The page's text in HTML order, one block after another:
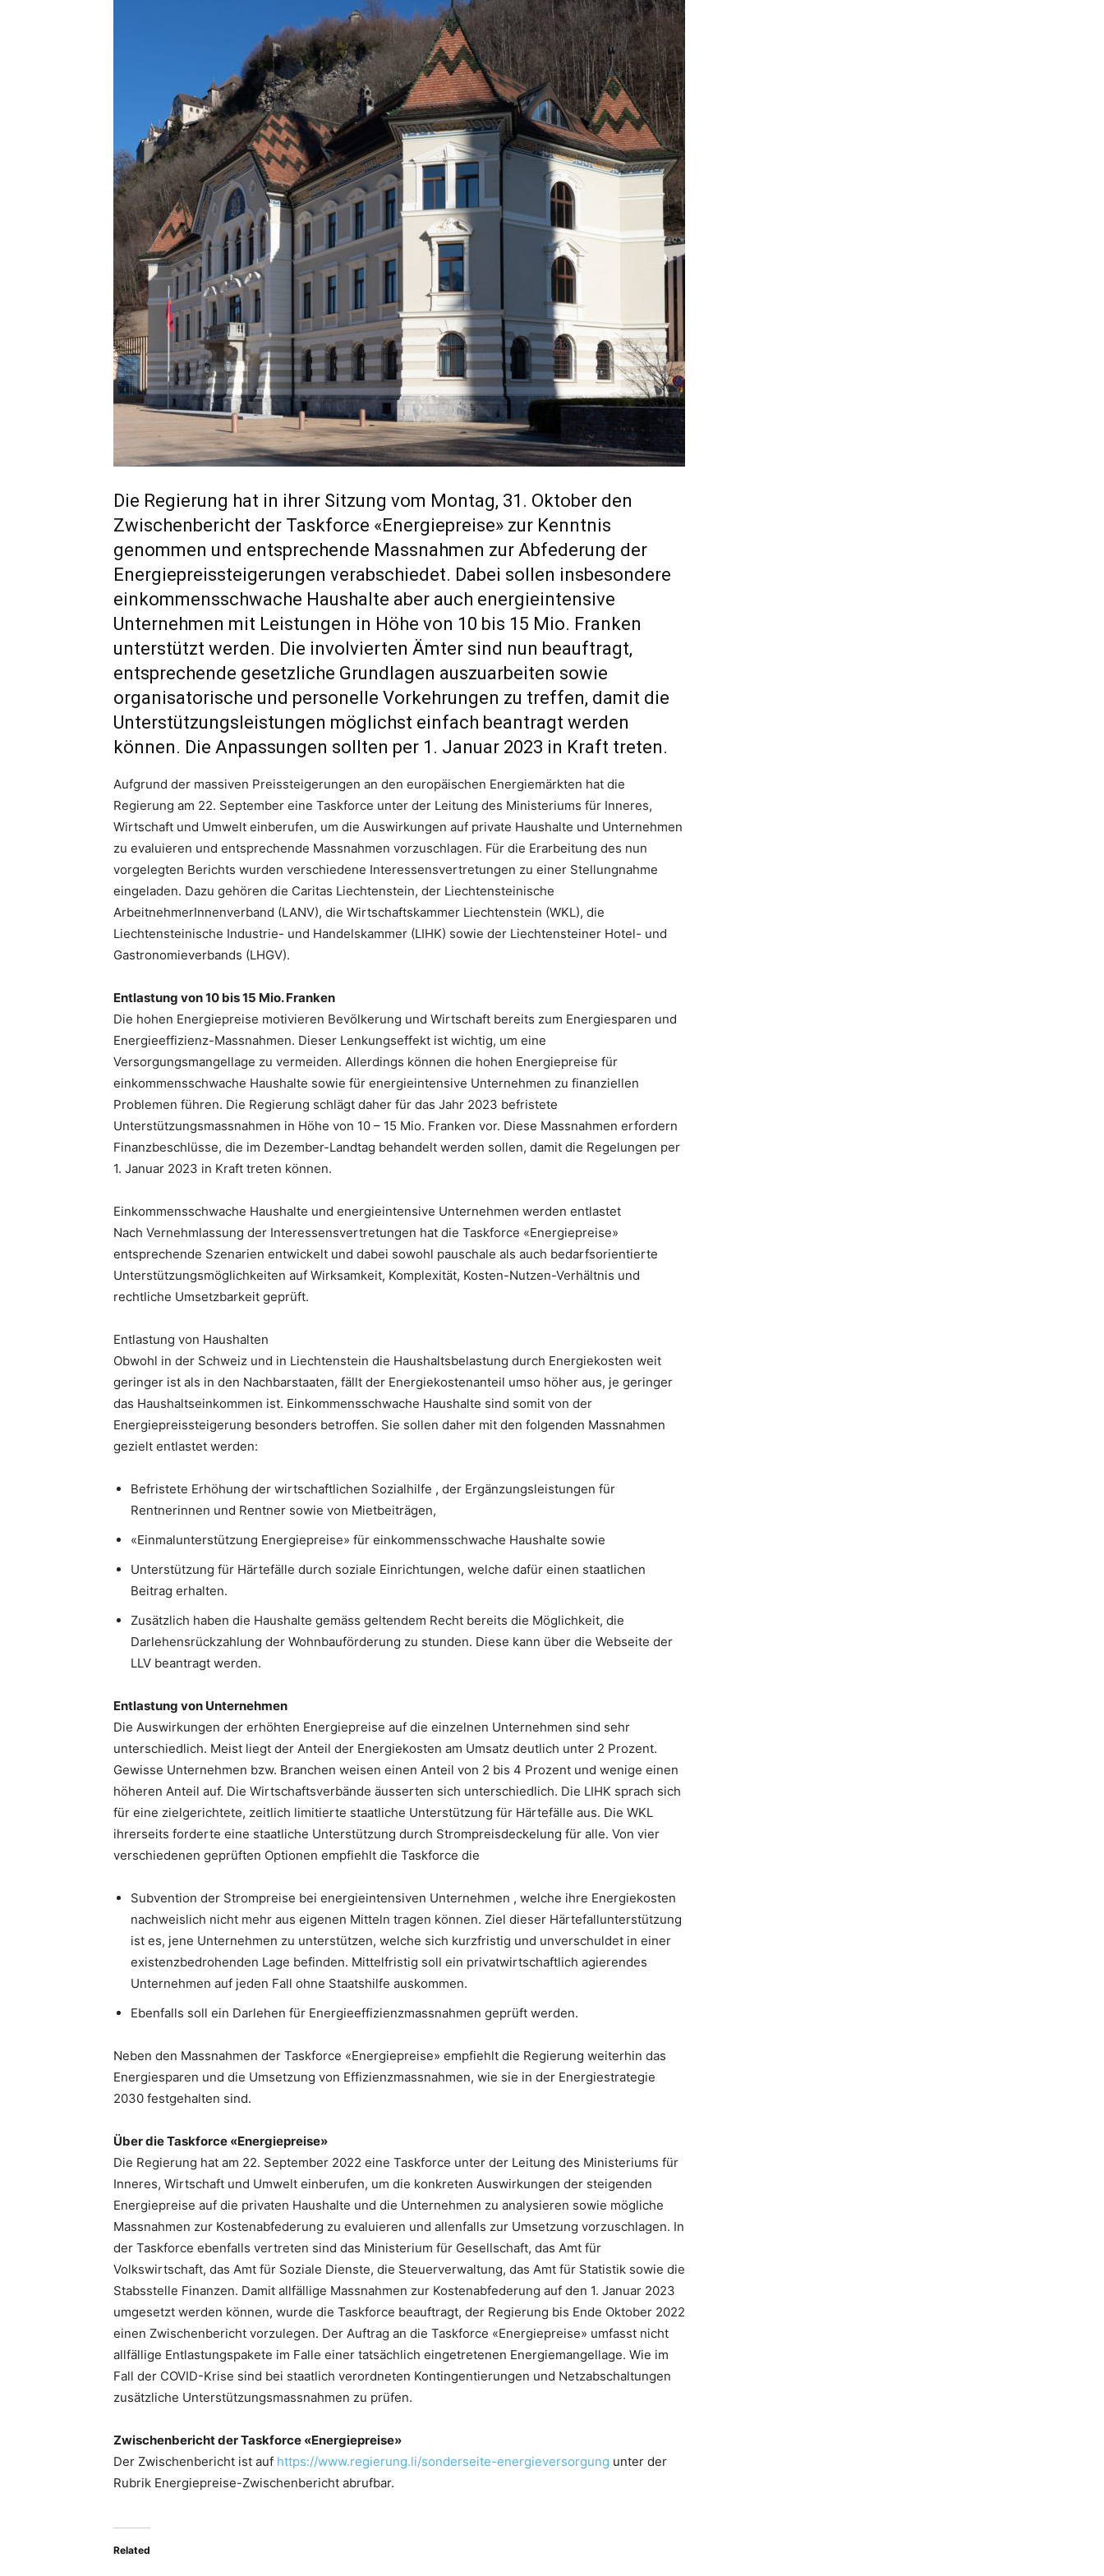
Die Regierung hat in ihrer Sitzung vom Montag, 31. Oktober den
Zwischenbericht der Taskforce «Energiepreise» zur Kenntnis
genommen und entsprechende Massnahmen zur Abfederung der
Energiepreissteigerungen verabschiedet. Dabei sollen insbesondere
einkommensschwache Haushalte aber auch energieintensive
Unternehmen mit Leistungen in Höhe von 10 bis 15 Mio. Franken
unterstützt werden. Die involvierten Ämter sind nun beauftragt,
entsprechende gesetzliche Grundlagen auszuarbeiten sowie
organisatorische und personelle Vorkehrungen zu treffen, damit die
Unterstützungsleistungen möglichst einfach beantragt werden
können. Die Anpassungen sollten per 1. Januar 2023 in Kraft treten.
Aufgrund der massiven Preissteigerungen an den europäischen Energiemärkten hat die
Regierung am 22. September eine Taskforce unter der Leitung des Ministeriums für Inneres,
Wirtschaft und Umwelt einberufen, um die Auswirkungen auf private Haushalte und Unternehmen
zu evaluieren und entsprechende Massnahmen vorzuschlagen. Für die Erarbeitung des nun
vorgelegten Berichts wurden verschiedene Interessensvertretungen zu einer Stellungnahme
eingeladen. Dazu gehören die Caritas Liechtenstein, der Liechtensteinische
ArbeitnehmerInnenverband (LANV), die Wirtschaftskammer Liechtenstein (WKL), die
Liechtensteinische Industrie- und Handelskammer (LIHK) sowie der Liechtensteiner Hotel- und
Gastronomieverbands (LHGV).
Entlastung von 10 bis 15 Mio. Franken
Die hohen Energiepreise motivieren Bevölkerung und Wirtschaft bereits zum Energiesparen und
Energieeffizienz-Massnahmen. Dieser Lenkungseffekt ist wichtig, um eine
Versorgungsmangellage zu vermeiden. Allerdings können die hohen Energiepreise für
einkommensschwache Haushalte sowie für energieintensive Unternehmen zu finanziellen
Problemen führen. Die Regierung schlägt daher für das Jahr 2023 befristete
Unterstützungsmassnahmen in Höhe von 10 – 15 Mio. Franken vor. Diese Massnahmen erfordern
Finanzbeschlüsse, die im Dezember-Landtag behandelt werden sollen, damit die Regelungen per
1. Januar 2023 in Kraft treten können.
Einkommensschwache Haushalte und energieintensive Unternehmen werden entlastet
Nach Vernehmlassung der Interessensvertretungen hat die Taskforce «Energiepreise»
entsprechende Szenarien entwickelt und dabei sowohl pauschale als auch bedarfsorientierte
Unterstützungsmöglichkeiten auf Wirksamkeit, Komplexität, Kosten-Nutzen-Verhältnis und
rechtliche Umsetzbarkeit geprüft.
Entlastung von Haushalten
Obwohl in der Schweiz und in Liechtenstein die Haushaltsbelastung durch Energiekosten weit
geringer ist als in den Nachbarstaaten, fällt der Energiekostenanteil umso höher aus, je geringer
das Haushaltseinkommen ist. Einkommensschwache Haushalte sind somit von der
Energiepreissteigerung besonders betroffen. Sie sollen daher mit den folgenden Massnahmen
gezielt entlastet werden:
Befristete Erhöhung der wirtschaftlichen Sozialhilfe , der Ergänzungsleistungen für
Rentnerinnen und Rentner sowie von Mietbeiträgen,
«Einmalunterstützung Energiepreise» für einkommensschwache Haushalte sowie
Unterstützung für Härtefälle durch soziale Einrichtungen, welche dafür einen staatlichen
Beitrag erhalten.
Zusätzlich haben die Haushalte gemäss geltendem Recht bereits die Möglichkeit, die
Darlehensrückzahlung der Wohnbauförderung zu stunden. Diese kann über die Webseite der
LLV beantragt werden.
Entlastung von Unternehmen
Die Auswirkungen der erhöhten Energiepreise auf die einzelnen Unternehmen sind sehr
unterschiedlich. Meist liegt der Anteil der Energiekosten am Umsatz deutlich unter 2 Prozent.
Gewisse Unternehmen bzw. Branchen weisen einen Anteil von 2 bis 4 Prozent und wenige einen
höheren Anteil auf. Die Wirtschaftsverbände äusserten sich unterschiedlich. Die LIHK sprach sich
für eine zielgerichtete, zeitlich limitierte staatliche Unterstützung für Härtefälle aus. Die WKL
ihrerseits forderte eine staatliche Unterstützung durch Strompreisdeckelung für alle. Von vier
verschiedenen geprüften Optionen empfiehlt die Taskforce die
Subvention der Strompreise bei energieintensiven Unternehmen , welche ihre Energiekosten
nachweislich nicht mehr aus eigenen Mitteln tragen können. Ziel dieser Härtefallunterstützung
ist es, jene Unternehmen zu unterstützen, welche sich kurzfristig und unverschuldet in einer
existenzbedrohenden Lage befinden. Mittelfristig soll ein privatwirtschaftlich agierendes
Unternehmen auf jeden Fall ohne Staatshilfe auskommen.
Ebenfalls soll ein Darlehen für Energieeffizienzmassnahmen geprüft werden.
Neben den Massnahmen der Taskforce «Energiepreise» empfiehlt die Regierung weiterhin das
Energiesparen und die Umsetzung von Effizienzmassnahmen, wie sie in der Energiestrategie
2030 festgehalten sind.
Über die Taskforce «Energiepreise»
Die Regierung hat am 22. September 2022 eine Taskforce unter der Leitung des Ministeriums für
Inneres, Wirtschaft und Umwelt einberufen, um die konkreten Auswirkungen der steigenden
Energiepreise auf die privaten Haushalte und die Unternehmen zu analysieren sowie mögliche
Massnahmen zur Kostenabfederung zu evaluieren und allenfalls zur Umsetzung vorzuschlagen. In
der Taskforce ebenfalls vertreten sind das Ministerium für Gesellschaft, das Amt für
Volkswirtschaft, das Amt für Soziale Dienste, die Steuerverwaltung, das Amt für Statistik sowie die
Stabsstelle Finanzen. Damit allfällige Massnahmen zur Kostenabfederung auf den 1. Januar 2023
umgesetzt werden können, wurde die Taskforce beauftragt, der Regierung bis Ende Oktober 2022
einen Zwischenbericht vorzulegen. Der Auftrag an die Taskforce «Energiepreise» umfasst nicht
allfällige Entlastungspakete im Falle einer tatsächlich eingetretenen Energiemangellage. Wie im
Fall der COVID-Krise sind bei staatlich verordneten Kontingentierungen und Netzabschaltungen
zusätzliche Unterstützungsmassnahmen zu prüfen.
Zwischenbericht der Taskforce «Energiepreise»
Der Zwischenbericht ist auf https://www.regierung.li/sonderseite-energieversorgung unter der
Rubrik Energiepreise-Zwischenbericht abrufbar.
Related